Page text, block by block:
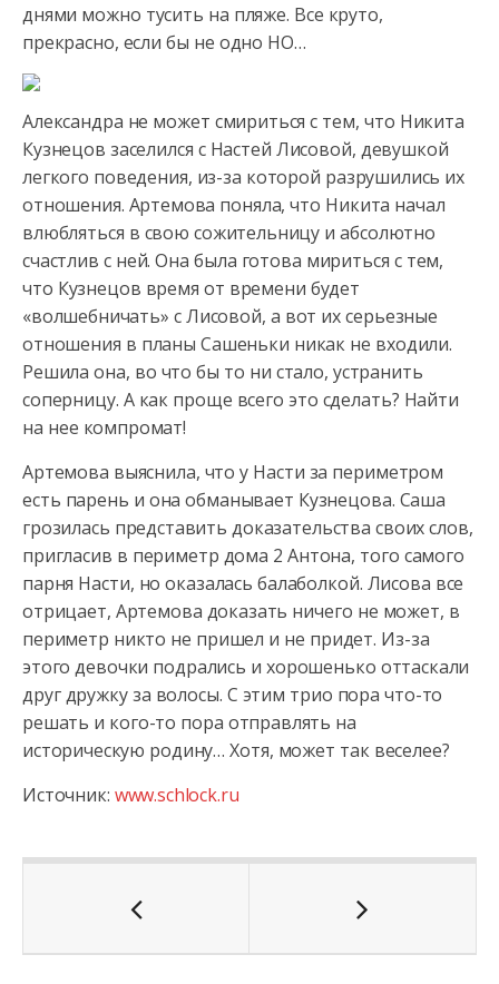
днями можно тусить на пляже. Все круто,
прекрасно, если бы не одно НО…
Александра не может смириться с тем, что Никита
Кузнецов заселился с Настей Лисовой, девушкой
легкого поведения, из-за которой разрушились их
отношения. Артемова поняла, что Никита начал
влюбляться в свою сожительницу и абсолютно
счастлив с ней. Она была готова мириться с тем,
что Кузнецов время от времени будет
«волшебничать» с Лисовой, а вот их серьезные
отношения в планы Сашеньки никак не входили.
Решила она, во что бы то ни стало, устранить
соперницу. А как проще всего это сделать? Найти
на нее компромат!
Артемова выяснила, что у Насти за периметром
есть парень и она обманывает Кузнецова. Саша
грозилась представить доказательства своих слов,
пригласив в периметр дома 2 Антона, того самого
парня Насти, но оказалась балаболкой. Лисова все
отрицает, Артемова доказать ничего не может, в
периметр никто не пришел и не придет. Из-за
этого девочки подрались и хорошенько оттаскали
друг дружку за волосы. С этим трио пора что-то
решать и кого-то пора отправлять на
историческую родину… Хотя, может так веселее?
Источник: www.schlock.ru